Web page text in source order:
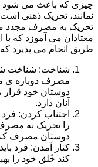
چیزی که باعث می شود
نمانند، تحریک ذهنی
تحریک به مصرف مجدد
معتادان می آموزد که با
طریق انجام می پذیرد که
شناخت: شناخت
مصرف دوباره ی
دوستان خود قرار
آنان دارد.
اجتناب کردن: فرد
را تحریک به مصرف
دوستان مصرف
کنار آمدن: فرد
کند خُلق خود را